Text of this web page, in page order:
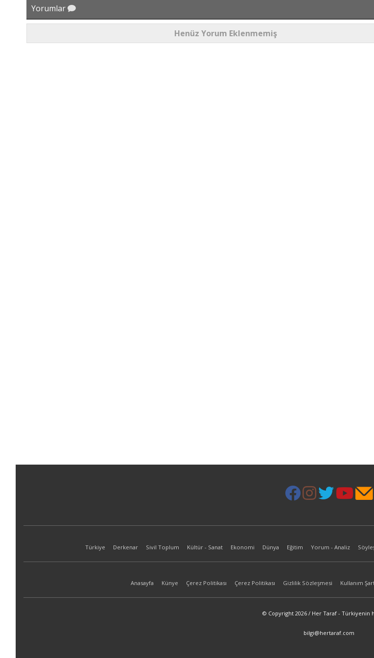
Yorumlar
Henüz Yorum Eklenmemiş
Türkiye Derkenar Sivil Toplum Kültür - Sanat Ekonomi Dünya Eğitim Yorum - Analiz
Anasayfa Künye Çerez Politikası Çerez Politikası Gizlilik Sözleşmesi Kullanım
© Copyright 2026 / Her Taraf - Türkiyenin
bilgi@hertaraf.com